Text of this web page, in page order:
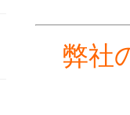
弊社